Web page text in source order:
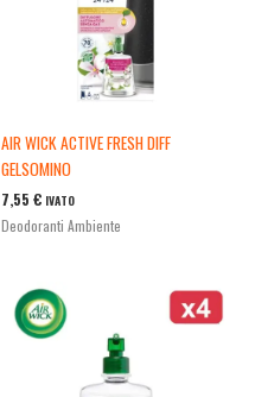
AIR WICK ACTIVE FRESH DIFF
GELSOMINO
7,55 € IVATO
Deodoranti Ambiente